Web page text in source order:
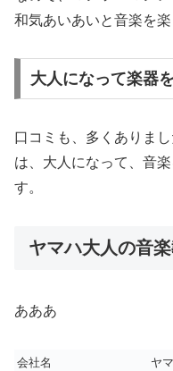
和気あいあいと音楽を
大人になって楽器
口コミも、多くありま
は、大人になって、音
す。
ヤマハ大人の音
あああ
会社名
ヤ